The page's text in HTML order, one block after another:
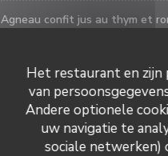
Het restaurant en zijn
van
Andere optionele
uw navigatie te
sociale netwerken)
Agneau confit jus au thym et
Assiette Royale ( supplément
1/2 homard froid , crevettes
NOS DESSERTS